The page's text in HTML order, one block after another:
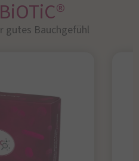
gutes Bauchgefühl​